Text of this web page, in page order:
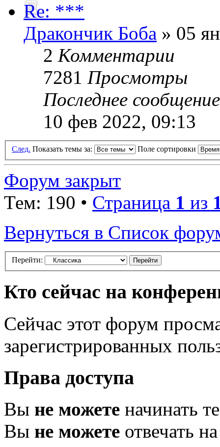
Re: ***
Дракончик Боба » 05
2 Комментарии
7281 Просмотры
Последнее
10 фев 2022, 09:13
След. Показать темы за: Поле сортировки
Форум закрыт
Тем: 190 • Страница 1 из
Вернуться в Список
Перейти:
Кто сейчас на
Сейчас этот форум
зарегистрированных
Права доступа
Вы не можете начинать
Вы не можете отвечать